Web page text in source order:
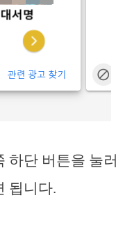
하단 버튼을 눌러
됩니다.